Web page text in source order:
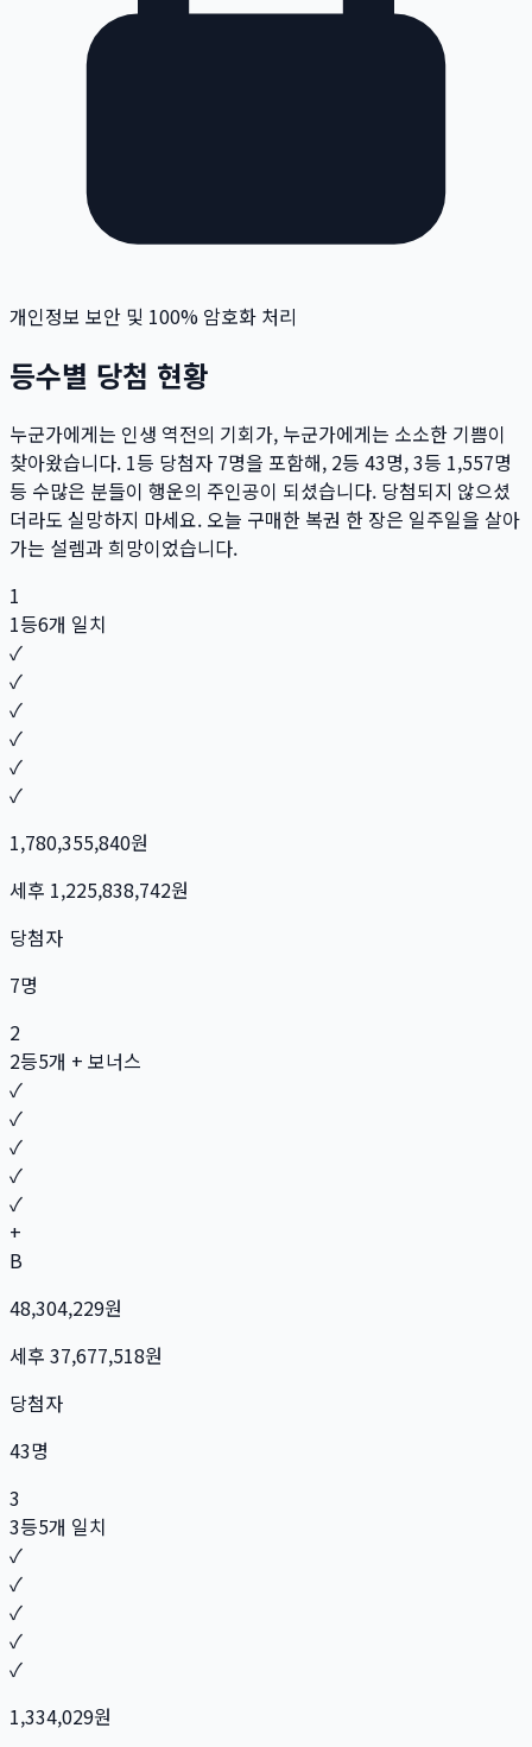
개인정보 보안 및 100% 암호화 처리
등수별 당첨 현황
누군가에게는 인생 역전의 기회가, 누군가에게는 소소한 기쁨이
찾아왔습니다. 1등 당첨자 7명을 포함해, 2등 43명, 3등 1,557명
등 수많은 분들이 행운의 주인공이 되셨습니다. 당첨되지 않으셨
더라도 실망하지 마세요. 오늘 구매한 복권 한 장은 일주일을 살아
가는 설렘과 희망이었습니다.
1
1등6개 일치
✓
✓
✓
✓
✓
✓
1,780,355,840원
세후 1,225,838,742원
당첨자
7명
2
2등5개 + 보너스
✓
✓
✓
✓
✓
+
B
48,304,229원
세후 37,677,518원
당첨자
43명
3
3등5개 일치
✓
✓
✓
✓
✓
1,334,029원